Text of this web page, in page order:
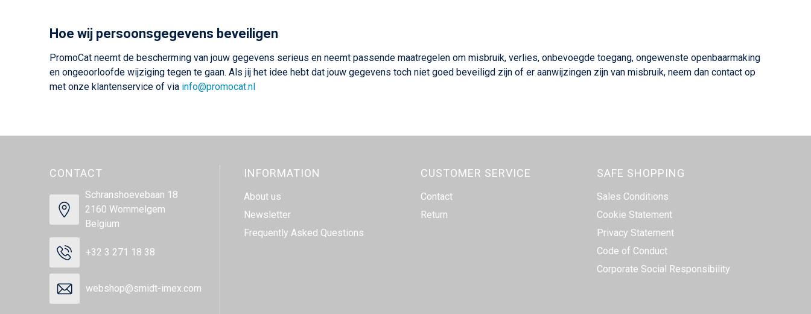
Hoe wij persoonsgegevens beveiligen
PromoCat neemt de bescherming van jouw gegevens serieus en neemt passende maatregelen om misbruik, verlies, onbevoegde toegang, ongewenste openbaarmaking
en ongeoorloofde wijziging tegen te gaan. Als jij het idee hebt dat jouw gegevens toch niet goed beveiligd zijn of er aanwijzingen zijn van misbruik, neem dan contact op
met onze klantenservice of via info@promocat.nl
CONTACT
Schranshoevebaan 18
2160 Wommelgem
Belgium
+32 3 271 18 38
webshop@smidt-imex.com
INFORMATION
About us
Newsletter
Frequently Asked Questions
CUSTOMER SERVICE
Contact
Return
SAFE SHOPPING
Sales Conditions
Cookie Statement
Privacy Statement
Code of Conduct
Corporate Social Responsibility